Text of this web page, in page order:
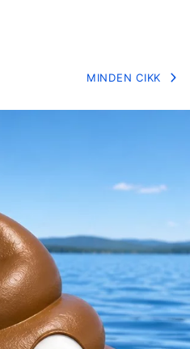
MINDEN CIKK